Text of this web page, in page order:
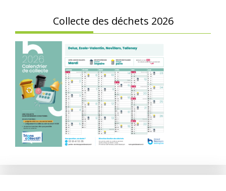
Collecte des déchets 2026